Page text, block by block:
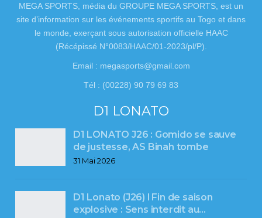
MEGA SPORTS, média du GROUPE MEGA SPORTS, est un
site d’information sur les événements sportifs au Togo et dans
le monde, exerçant sous autorisation officielle HAAC
(Récépissé N°0083/HAAC/01-2023/pl/P).
Email : megasports@gmail.com
Tél : (00228) 90 79 69 83
D1 LONATO
D1 LONATO J26 : Gomido se sauve
de justesse, AS Binah tombe
31 Mai 2026
D1 Lonato (J26) l Fin de saison
explosive : Sens interdit au…